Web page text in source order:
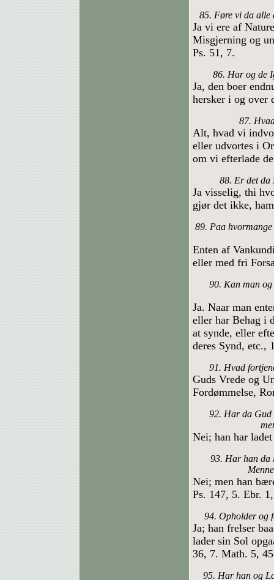
85. Føre vi da alle
Ja vi ere af
Misgjerning og
Ps. 51, 7.
86. Har og de
Ja, den boer
hersker i og over
87.
Alt, hvad vi
eller udvortes i
om vi efterlade
88. Er det da
Ja visselig, thi
gjør det ikke,
89. Paa
Enten af
eller med fri
90. Kan man og
Ja. Naar man
eller har Behag i
at synde, eller
deres Synd, etc.,
91. Hvad
Guds Vrede og
Fordømmelse,
92. Har da Gud
Nei; han har
93. Har han da
Nei; men han
Ps. 147, 5. Ebr.
94. Opholder og
Ja; han frelser
lader sin Sol
36, 7. Math. 5,
95. Har han og